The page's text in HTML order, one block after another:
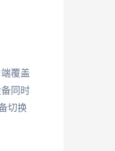
覆盖
同时
切换